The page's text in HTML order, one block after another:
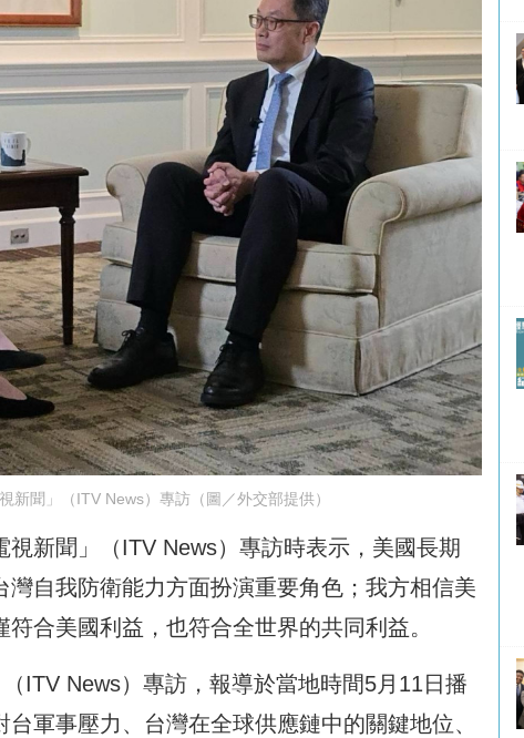
新聞」（ITV News）專訪（圖／外交部提供）
新聞」（ITV News）專訪時表示，美國長期
自我防衛能力方面扮演重要角色；我方相信美
合美國利益，也符合全世界的共同利益。
ITV News）專訪，報導於當地時間5月11日播
軍事壓力、台灣在全球供應鏈中的關鍵地位、